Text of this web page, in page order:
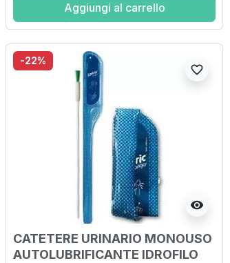
Aggiungi al carrello
-22%
visibility
favorite_border
CATETERE URINARIO MONOUSO
AUTOLUBRIFICANTE IDROFILO